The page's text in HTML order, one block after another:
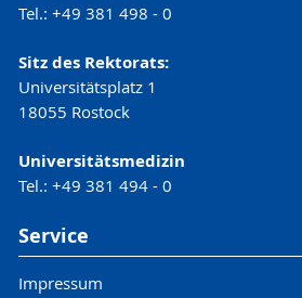
Tel.: +49 381 498 - 0
Sitz des Rektorats:
Universitätsplatz 1
18055 Rostock
Universitätsmedizin
Tel.: +49 381 494 - 0
Service
Impressum